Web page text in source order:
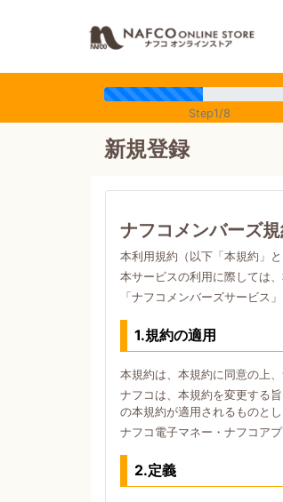
Step1/8
新規登録
ナフコメンバーズ
本利用規約（以下「本規約」
本サービスの利用に際しては
「ナフコメンバーズサービス
1.規約の適用
本規約は、本規約に同意の上
ナフコは、本規約を変更する
の本規約が適用されるものとし
ナフコ電子マネー・ナフコア
2.定義